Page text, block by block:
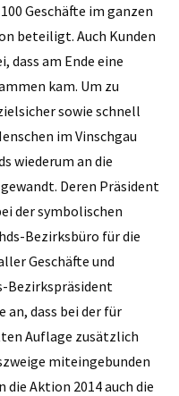
Geschäfte im ganzen
beteiligt. Auch Kunden
dass am Ende eine
kam. Um zu
sowie schnell
im Vinschgau
wiederum an die
Deren Präsident
der symbolischen
Bezirksbüro für die
Geschäfte und
Bezirkspräsident
an, dass bei der für
Auflage zusätzlich
miteingebunden
Aktion 2014 auch die